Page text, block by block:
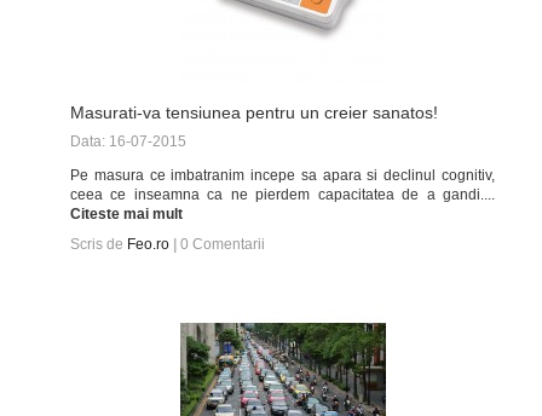
Masurati-va tensiunea pentru un creier sanatos!
Data: 16-07-2015
Pe masura ce imbatranim incepe sa apara si declinul cognitiv,
ceea ce inseamna ca ne pierdem capacitatea de a gandi....
Citeste mai mult
Scris de Feo.ro 0 Comentarii